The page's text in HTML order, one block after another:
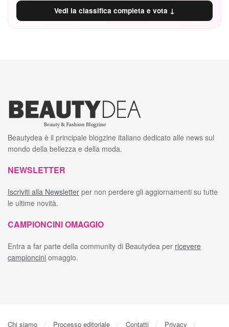
Vedi la classifica completa e vota ↓
Beautydea è il principale blogzine italiano dedicato alle news sul
mondo della bellezza e della moda.
NEWSLETTER
Iscriviti alla Newsletter per non perdere gli aggiornamenti su tutte
le ultime novità.
CAMPIONCINI OMAGGIO
Entra a far parte della community di Beautydea per ricevere
campioncini omaggio.
Chi siamo Processo editoriale Contatti Privacy